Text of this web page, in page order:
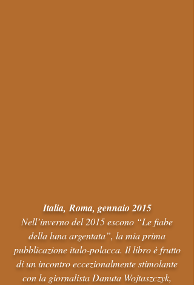
Italia,Roma, gennaio 2015
Nell’inverno del 2015 escono “Le fiabe
della luna argentata”, la mia prima
pubblicazione italo-polacca. Il libro è frutto
di un incontro eccezionalmente stimolante
con la giornalista Danuta Wojtaszczyk,